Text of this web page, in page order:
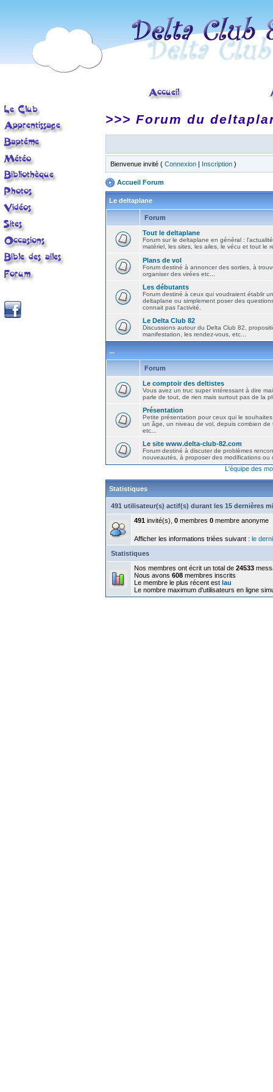
>>> Forum du
Bienvenue invité ( Connexion | Inscription )
Accueil Forum
Le deltaplane
Forum
Tout le deltaplane
Forum sur le deltaplane en général :
matériel, les sites, les ailes, le vécu et tout le
Plans de vol
Forum destiné à annoncer des sorties, à
organiser des virées etc...
Les débutants
Forum destiné à ceux qui voudraient établir
deltaplane ou simplement poser des
connait pas l'activité.
Le Delta Club 82
Discussions autour du Delta Club 82,
manifestation, les rendez-vous, etc...
...
Forum
Le comptoir des deltistes
Vous avez un truc super intéressant à dire
parle de tout, de rien mais surtout pas de la
Présentation
Petite présentation pour ceux qui le
un âge, un niveau de vol, depuis combien de
etc...
Le site www.delta-club-82.com
Forum destiné à discuter de problèmes
nouveautés, à proposer des modifications ou
L'équipe des
Statistiques
491 utilisateur(s) actif(s) durant les 15 dernières
491 invité(s), 0 membres 0 membre anonyme
Afficher les informations triées suivant : le
Statistiques
Nos membres ont écrit un total de 24533
Nous avons 608 membres inscrits
Le membre le plus récent est lau
Le nombre maximum d'utilisateurs en ligne